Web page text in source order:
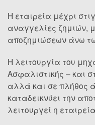
Η εταιρεία μέχρι
αναγγελίες ζημιών,
αποζημιώσεων άνω
Η λειτουργία του
Ασφαλιστικής – και
αλλά και σε πλήθος
καταδεικνύει την
λειτουργεί η